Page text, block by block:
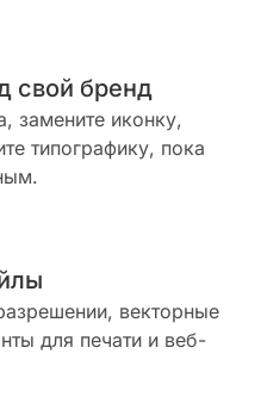
свой бренд
замените иконку,
типографику, пока
векторные
для печати и веб-